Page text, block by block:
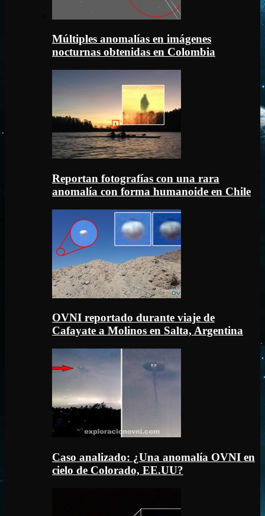
Múltiples anomalías en imágenes
nocturnas obtenidas en Colombia
Reportan fotografías con una rara
anomalía con forma humanoide en Chile
OVNI reportado durante viaje de
Cafayate a Molinos en Salta, Argentina
Caso analizado: ¿Una anomalía OVNI en
cielo de Colorado, EE.UU?